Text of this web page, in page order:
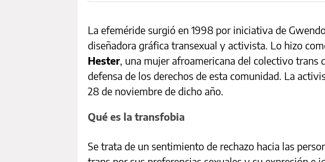
La efeméride surgió en 1998 por iniciativa de
diseñadora gráfica transexual y activista. Lo hizo
Hester, una mujer afroamericana del colectivo trans
defensa de los derechos de esta comunidad. La
28 de noviembre de dicho año.
Qué es la transfobia
Se trata de un sentimiento de rechazo hacia las